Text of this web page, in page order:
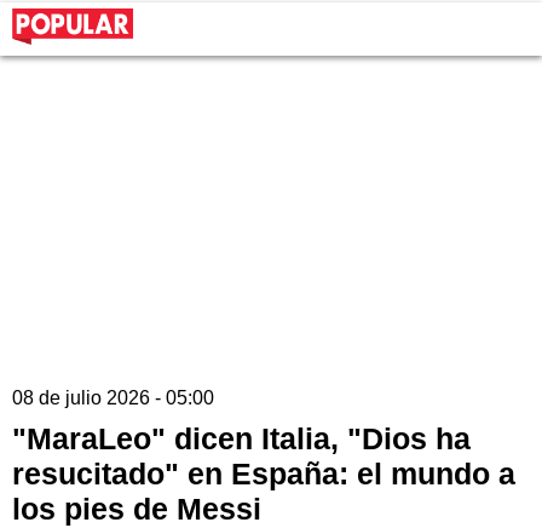
08 de julio 2026 - 05:00
"MaraLeo" dicen Italia, "Dios ha
resucitado" en España: el mundo a
los pies de Messi